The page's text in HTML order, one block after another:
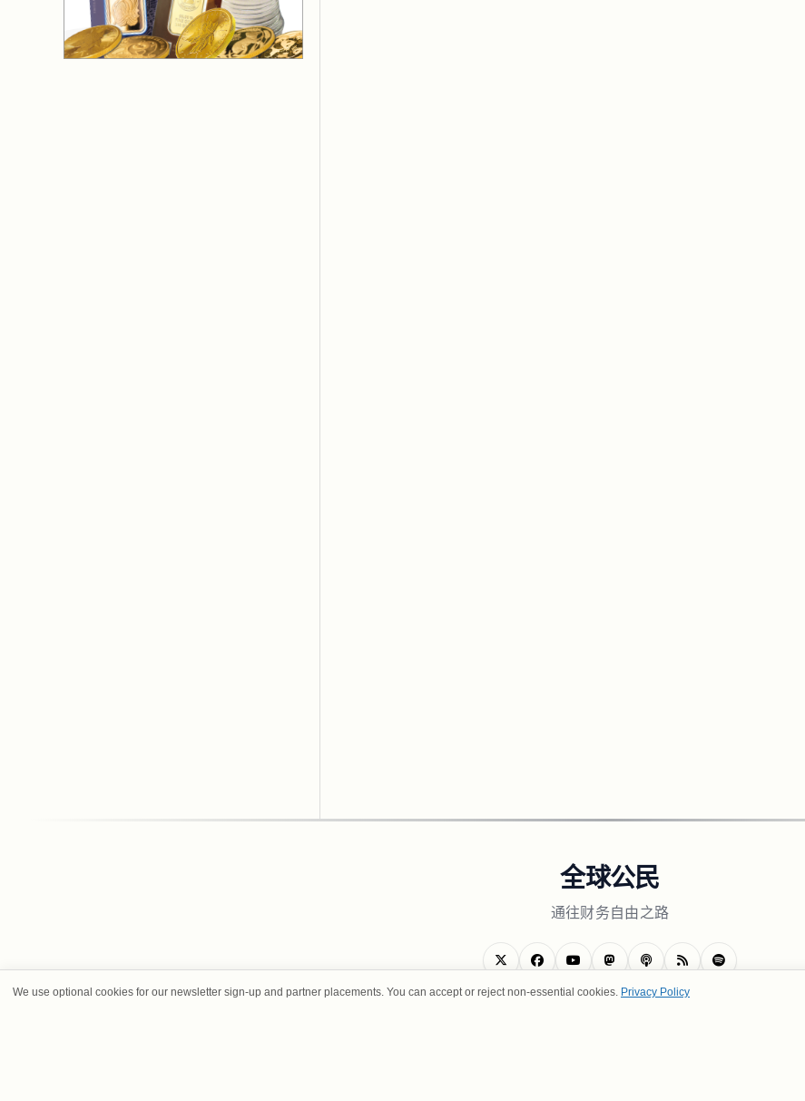
全球公民
通往财务自由之路
We use optional cookies for our newsletter sign-up and partner placements. You can accept or reject non-essential cookies. Privacy Policy